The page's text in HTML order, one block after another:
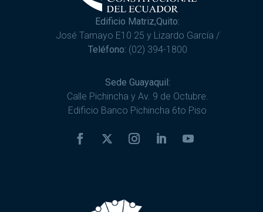
Edificio Matriz,Quito:
José Tamayo E10 25 y Lizardo García /
Teléfono: (02) 394-1800
Sede Guayaquil:
Calle Pichincha y Av. 9 de Octubre.
Edificio Banco Pichincha 6to Piso